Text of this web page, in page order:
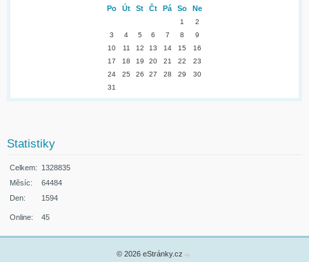
Po Út St Čt Pá So Ne
1
2
3
4 5 6 7 8
9
10
11 12 13 14 15
16
17
18 19 20 21 22
23
24
25 26 27 28 29
30
31
Statistiky
Online: 45
Celkem:
1328835
Měsíc:
64484
Den:
1594
© 2026 eStránky.cz